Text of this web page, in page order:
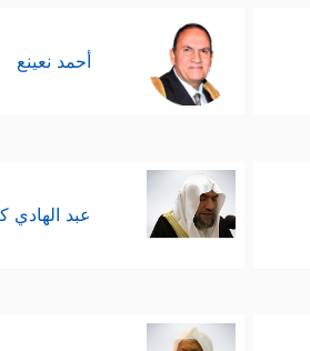
أحمد نعينع
عبد الهادي